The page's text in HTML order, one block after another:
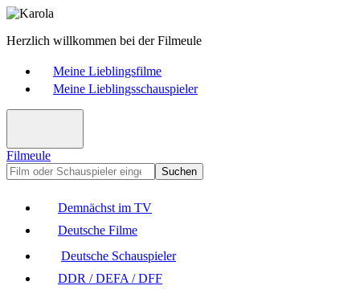
Herzlich willkommen bei der Filmeule
Meine Lieblingsfilme
Meine Lieblingsschauspieler
Filmeule
Suchen
Demnächst im TV
Deutsche Filme
Deutsche Schauspieler
DDR / DEFA / DFF